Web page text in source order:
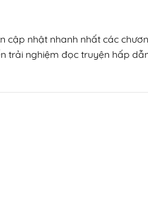
nhật nhanh nhất các
trải nghiệm đọc truyện hấp